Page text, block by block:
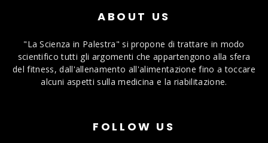
ABOUT US
"La Scienza in Palestra" si propone di trattare in modo
scientifico tutti gli argomenti che appartengono alla sfera
del fitness, dall'allenamento all'alimentazione fino a toccare
alcuni aspetti sulla medicina e la riabilitazione.
FOLLOW US